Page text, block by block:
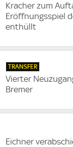
Kracher zum
Eröffnungsspiel
enthüllt
TRANSFER
Vierter
Bremer
Eichner